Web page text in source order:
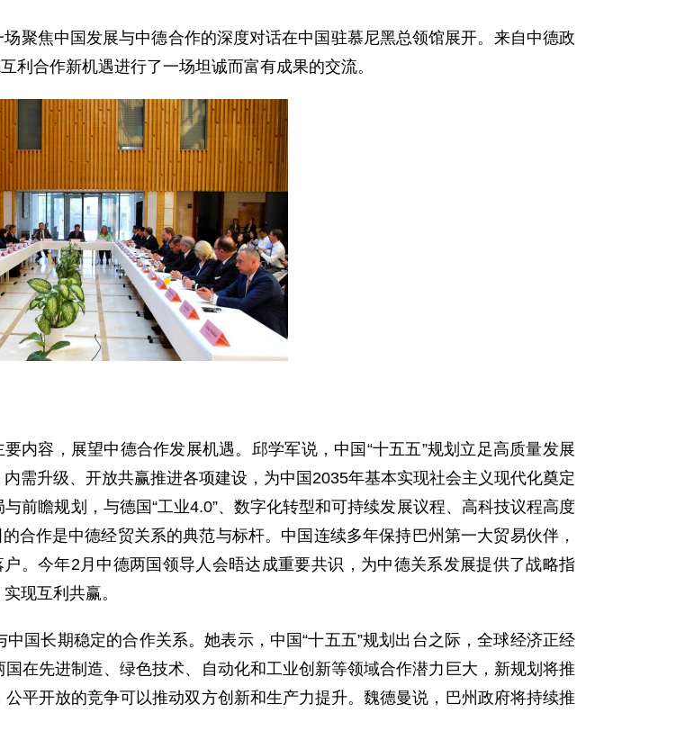
聚焦中国发展与中德合作的深度对话在中国驻慕尼黑总领馆展开。来自中德政
利合作新机遇进行了一场坦诚而富有成果的交流。
内容，展望中德合作发展机遇。邱学军说，中国“十五五”规划立足高质量发展
需升级、开放共赢推进各项建设，为中国2035年基本实现社会主义现代化奠定
前瞻规划，与德国“工业4.0”、数字化转型和可持续发展议程、高科技议程高度
合作是中德经贸关系的典范与标杆。中国连续多年保持巴州第一大贸易伙伴，
。今年2月中德两国领导人会晤达成重要共识，为中德关系发展提供了战略指
现互利共赢。
国长期稳定的合作关系。她表示，中国“十五五”规划出台之际，全球经济正经
在先进制造、绿色技术、自动化和工业创新等领域合作潜力巨大，新规划将推
平开放的竞争可以推动双方创新和生产力提升。魏德曼说，巴州政府将持续推